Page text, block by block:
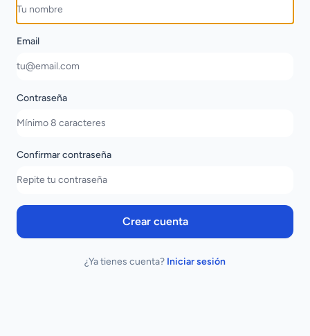
Email
Contraseña
Confirmar contraseña
Crear cuenta
¿Ya tienes cuenta? Iniciar sesión